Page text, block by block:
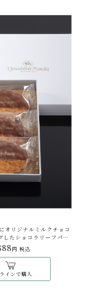
オリジナルミルクチョコ
したショコラリーフパイ
くよかな香りが後を引き
円 税込
インで購入